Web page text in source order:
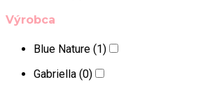
Výrobca
Blue Nature (1)
Gabriella (0)